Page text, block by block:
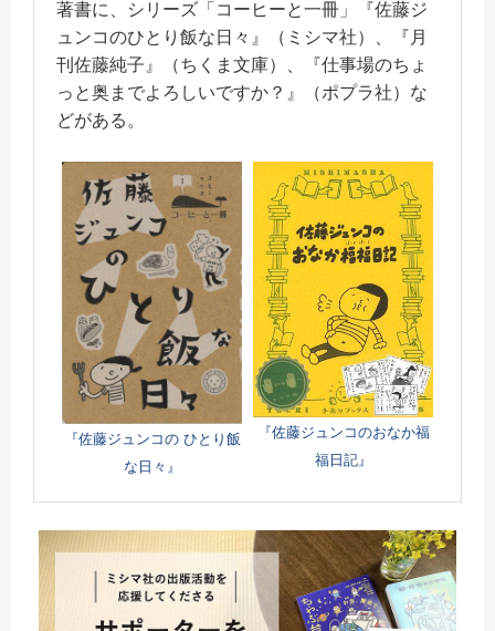
著書に、シリーズ「コーヒーと一冊」『佐藤ジ
ュンコのひとり飯な日々』（ミシマ社）、『月
刊佐藤純子』（ちくま文庫）、『仕事場のちょ
っと奥までよろしいですか？』（ポプラ社）な
どがある。
『佐藤ジュンコの ひとり飯
な日々』
『佐藤ジュンコのおなか福
福日記』